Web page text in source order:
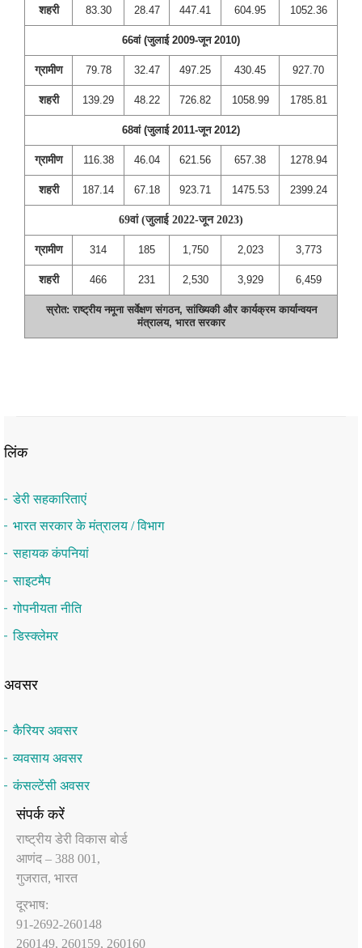
शहरी 83.30 28.47 447.41 604.95 1052.36
66वां (जुलाई 2009-जून 2010)
ग्रामीण 79.78 32.47 497.25 430.45 927.70
शहरी 139.29 48.22 726.82 1058.99 1785.81
68वां (जुलाई 2011-जून 2012)
ग्रामीण 116.38 46.04 621.56 657.38 1278.94
शहरी 187.14 67.18 923.71 1475.53 2399.24
69वां (जुलाई 2022-जून 2023)
ग्रामीण 314 185 1,750 2,023 3,773
शहरी 466 231 2,530 3,929 6,459
स्रोत: राष्ट्रीय नमूना सर्वेक्षण संगठन, सांख्यिकी और कार्यक्रम कार्यान्वयन
मंत्रालय, भारत सरकार
लिंक
डेरी सहकारिताएं
भारत सरकार के मंत्रालय / विभाग
सहायक कंपनियां
साइटमैप
गोपनीयता नीति
डिस्क्लेमर
अवसर
कैरियर अवसर
व्यवसाय अवसर
कंसल्टेंसी अवसर
संपर्क करें
राष्‍ट्रीय डेरी विकास बोर्ड
आणंद – 388 001,
गुजरात, भारत
दूरभाष:
91-2692-260148
260149, 260159, 260160